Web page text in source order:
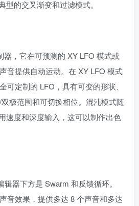
型的交叉渐变和过滤模式。
器，它在可预测的 XY LFO 模式或
音提供自动运动。在 XY LFO 模式
可定制的 LFO，具有可变的形状、
极范围和可切换相位。混沌模式随
速度和深度输入，这可以制作出色
器下方是 Swarm 和反馈循环。
音效果，提供多达 8 个声音和多达